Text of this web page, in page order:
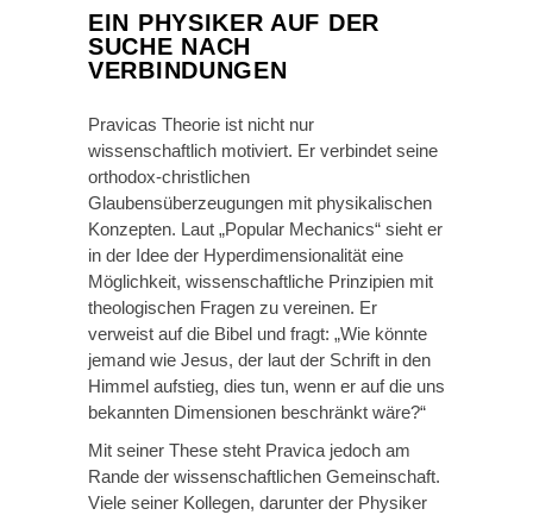
EIN PHYSIKER AUF DER
SUCHE NACH
VERBINDUNGEN
Pravicas Theorie ist nicht nur
wissenschaftlich motiviert. Er verbindet seine
orthodox-christlichen
Glaubensüberzeugungen mit physikalischen
Konzepten. Laut „Popular Mechanics“ sieht er
in der Idee der Hyperdimensionalität eine
Möglichkeit, wissenschaftliche Prinzipien mit
theologischen Fragen zu vereinen. Er
verweist auf die Bibel und fragt: „Wie könnte
jemand wie Jesus, der laut der Schrift in den
Himmel aufstieg, dies tun, wenn er auf die uns
bekannten Dimensionen beschränkt wäre?“
Mit seiner These steht Pravica jedoch am
Rande der wissenschaftlichen Gemeinschaft.
Viele seiner Kollegen, darunter der Physiker